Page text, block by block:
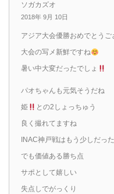
ソガカズオ
2018年 9月 10日
アジア大会優勝おめでとうご
大会の写メ新鮮ですね
暑い中大変だったでしょ
パオちゃんも元気そうだね
姫
との2しょっちゅう
良く撮れてますね
INAC神戸戦はもう少しだっ
でも価値ある勝ち点
サポとして嬉しい
失点しでがっくり